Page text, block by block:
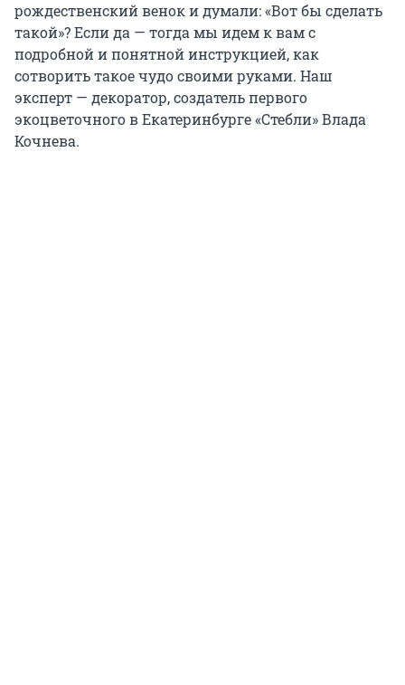
рождественский венок и думали: «Вот бы сделать
такой»? Если да — тогда мы идем к вам с
подробной и понятной инструкцией, как
сотворить такое чудо своими руками. Наш
эксперт — декоратор, создатель первого
экоцветочного в Екатеринбурге «Стебли» Влада
Кочнева.